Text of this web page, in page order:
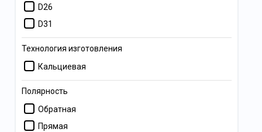
D26
D31
Технология изготовления
Кальциевая
Полярность
Обратная
Прямая